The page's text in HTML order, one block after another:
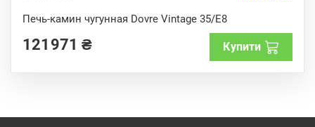
Печь-камин чугунная Dovre Vintage 35/Е8
o
u
o
121971₴ Купити